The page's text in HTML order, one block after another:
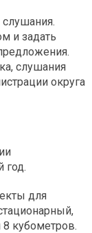
и задать
слушания
округа
год.
для
кубометров.